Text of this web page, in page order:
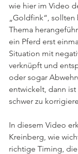
wie hier im Video
„Goldfink“,
Thema
ein Pferd erst
Situation mit
verknüpft und
oder sogar
entwickelt, dann
schwer zu
In diesem Video
Kreinberg, wie
richtige Timing,